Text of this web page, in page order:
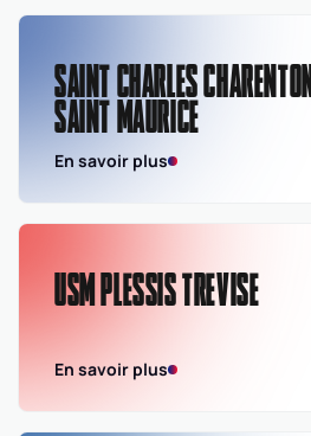
SAINT CHARLES CHARENTON
SAINT MAURICE
En savoir plus
USM PLESSIS TREVISE
En savoir plus